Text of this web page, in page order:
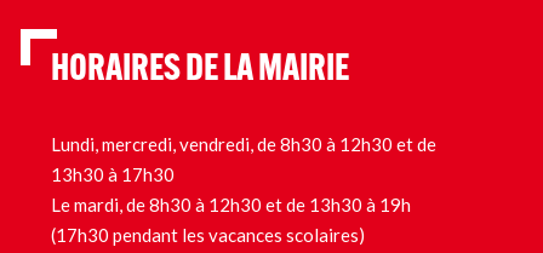
HORAIRES DE LA MAIRIE
Lundi, mercredi, vendredi, de 8h30 à 12h30 et de
13h30 à 17h30
Le mardi, de 8h30 à 12h30 et de 13h30 à 19h
(17h30 pendant les vacances scolaires)